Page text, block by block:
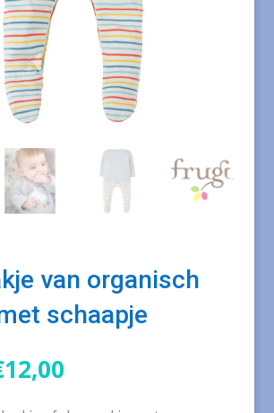
van organisch
schaapje
12,00Huidige